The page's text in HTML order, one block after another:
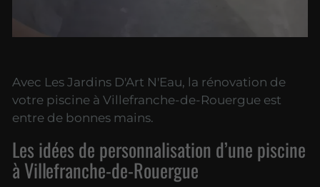
Avec Les Jardins D'Art N'Eau, la rénovation de
votre piscine à Villefranche-de-Rouergue est
entre de bonnes mains.
Les idées de personnalisation d’une piscine
à Villefranche-de-Rouergue